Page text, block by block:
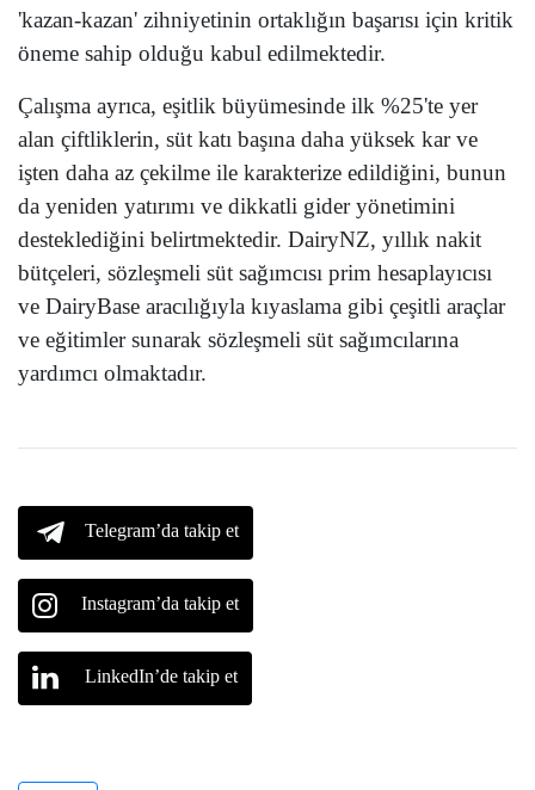
'kazan-kazan' zihniyetinin ortaklığın başarısı için kritik
öneme sahip olduğu kabul edilmektedir.
Çalışma ayrıca, eşitlik büyümesinde ilk %25'te yer
alan çiftliklerin, süt katı başına daha yüksek kar ve
işten daha az çekilme ile karakterize edildiğini, bunun
da yeniden yatırımı ve dikkatli gider yönetimini
desteklediğini belirtmektedir. DairyNZ, yıllık nakit
bütçeleri, sözleşmeli süt sağımcısı prim hesaplayıcısı
ve DairyBase aracılığıyla kıyaslama gibi çeşitli araçlar
ve eğitimler sunarak sözleşmeli süt sağımcılarına
yardımcı olmaktadır.
Telegram’da takip et
Instagram’da takip et
LinkedIn’de takip et